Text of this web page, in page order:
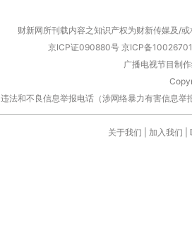
财新网所刊载内容之知识产权为财新传媒及/
京ICP证090880号 京ICP备
广播电视节目制
违法和不良信息举报电话（涉网络暴力有害信息
关于我们 加入我们